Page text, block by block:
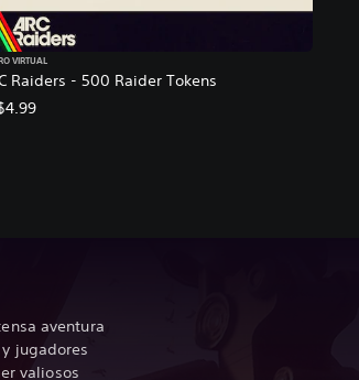
Raiders - 500 Raider Tokens
VIRTUAL
aventura
jugadores
valiosos